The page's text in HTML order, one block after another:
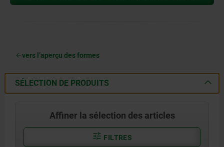
vers l’aperçu des formes
SÉLECTION DE PRODUITS
Affiner la sélection des articles
FILTRES